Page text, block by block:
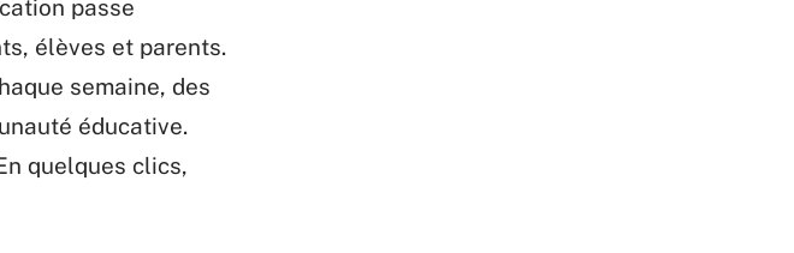
passe
élèves et parents.
semaine, des
éducative.
quelques clics,